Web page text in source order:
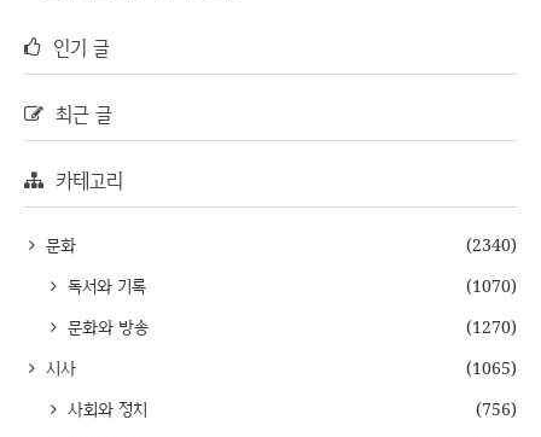
인기 글
최근 글
카테고리
문화
(2340)
독서와 기록
(1070)
문화와 방송
(1270)
시사
(1065)
사회와 정치
(756)